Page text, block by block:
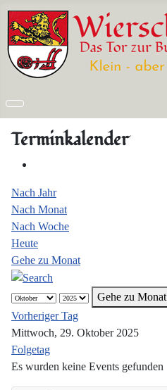
Terminkalender
Nach Jahr
Nach Monat
Nach Woche
Heute
Gehe zu Monat
Gehe zu Monat
Vorheriger Tag
Mittwoch, 29. Oktober 2025
Folgetag
Es wurden keine Events gefunden